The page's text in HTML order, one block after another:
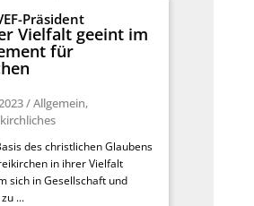
Präsident
Vielfalt geeint im
für
/Allgemein,
des christlichen Glaubens
in ihrer Vielfalt
sich in Gesellschaft und
...